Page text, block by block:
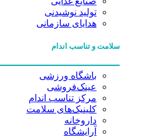
تولید نوشیدنی
هدایای سازمانی
سلامت و تناسب اندام
باشگاه ورزشی
عینک‌فروشی
مرکز تناسب اندام
کلینیک‌های سلامت
داروخانه
آرایشگاه